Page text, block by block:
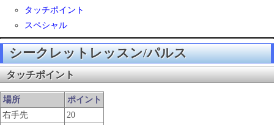
タッチポイント
スペシャル
シークレットレッスン/パルス
タッチポイント
場所
ポイント
右手先
20